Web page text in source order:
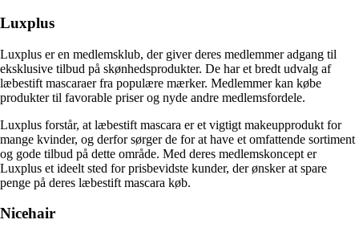
Luxplus
Luxplus er en medlemsklub, der giver deres medlemmer adgang til
eksklusive tilbud på skønhedsprodukter. De har et bredt udvalg af
læbestift mascaraer fra populære mærker. Medlemmer kan købe
produkter til favorable priser og nyde andre medlemsfordele.
Luxplus forstår, at læbestift mascara er et vigtigt makeupprodukt for
mange kvinder, og derfor sørger de for at have et omfattende sortiment
og gode tilbud på dette område. Med deres medlemskoncept er
Luxplus et ideelt sted for prisbevidste kunder, der ønsker at spare
penge på deres læbestift mascara køb.
Nicehair